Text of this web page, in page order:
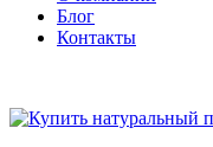
Блог
Контакты